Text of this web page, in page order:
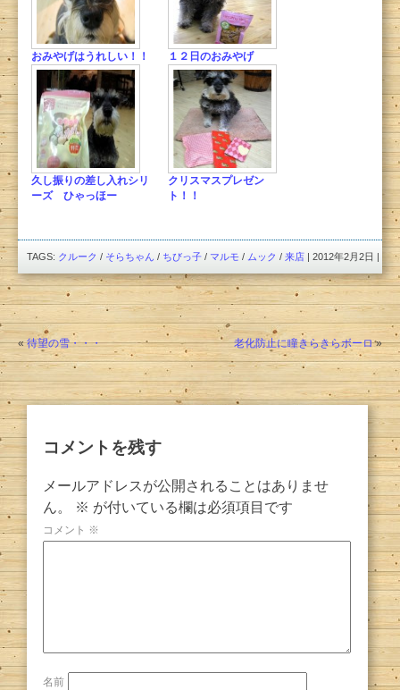
おみやげはうれしい！！ １２日のおみやげ
久し振りの差し入れシリ
ーズ ひゃっほー
クリスマスプレゼン
ト！！
TAGS: クルーク / そらちゃん / ちびっ子 / マルモ / ムック / 来店 | 2012年2月2日 |
«待望の雪・・・ 老化防止に瞳きらきらボーロ»
コメントを残す
メールアドレスが公開されることはありませ
ん。
※ が付いている欄は必須項目です
コメント ※
名前